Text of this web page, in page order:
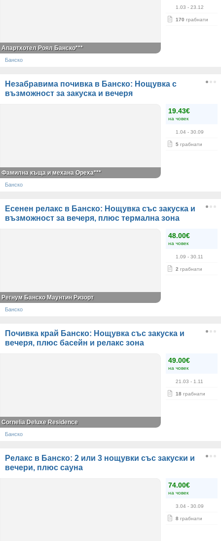
1.03 - 23.12
170 грабнати
Апартхотел Роял Банско***
Банско
Незабравима почивка в Банско: Нощувка с
възможност за закуска и вечеря
19.43€
на човек
1.04 - 30.09
5 грабнати
Фамилна къща и механа Ореха***
Банско
Есенен релакс в Банско: Нощувка със закуска и
възможност за вечеря, плюс термална зона
48.00€
на човек
1.09 - 30.11
2 грабнати
Регнум Банско Маунтин Ризорт
Банско
Почивка край Банско: Нощувка със закуска и
вечеря, плюс басейн и релакс зона
49.00€
на човек
21.03 - 1.11
18 грабнати
Cornelia Deluxe Residence
Банско
Релакс в Банско: 2 или 3 нощувки със закуски и
вечери, плюс сауна
74.00€
на човек
3.04 - 30.09
8 грабнати